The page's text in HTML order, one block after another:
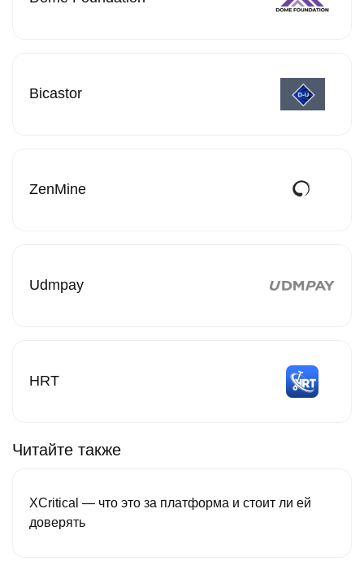
Bicastor
ZenMine
Udmpay
HRT
Читайте также
XCritical — что это за платформа и стоит ли ей
доверять